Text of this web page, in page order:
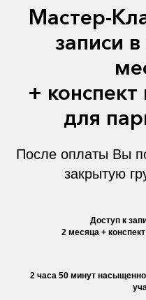
Мастер-
записи
+
для
После оплаты Вы
закрытую
Доступ к
2 месяца +
2 часа 50 минут